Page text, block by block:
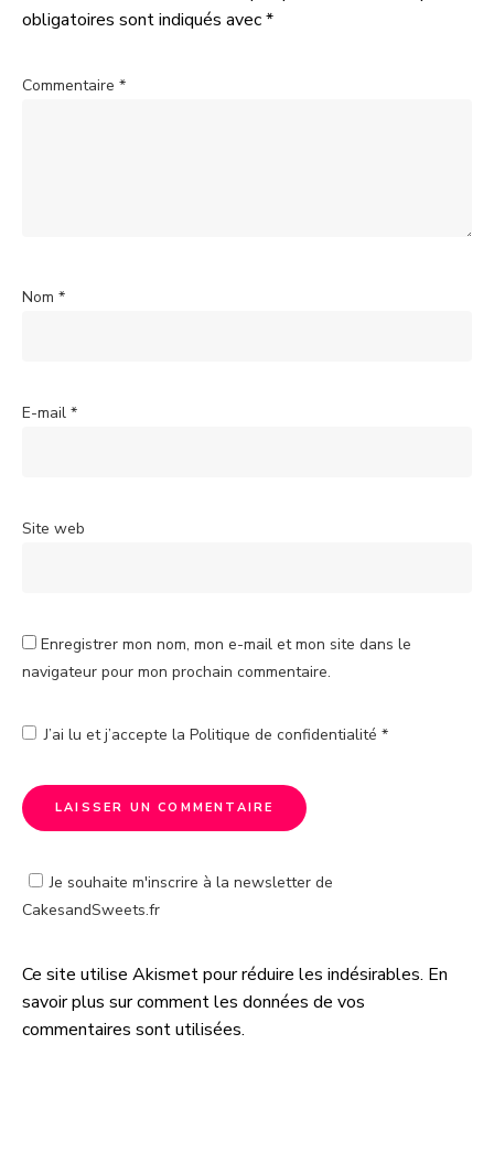
obligatoires sont indiqués avec*
Commentaire *
Nom *
E-mail *
Site web
Enregistrer mon nom, mon e-mail et mon site dans le
navigateur pour mon prochain commentaire.
J’ai lu et j’accepte la Politique de confidentialité *
Je souhaite m'inscrire à la newsletter de
CakesandSweets.fr
A
l
t
Ce site utilise Akismet pour réduire les indésirables. En
savoir plus sur comment les données de vos
commentaires sont utilisées.